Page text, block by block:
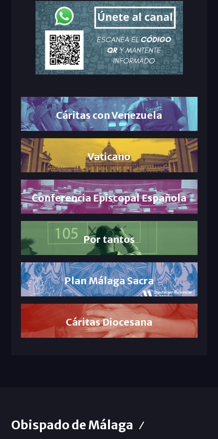
Cáritas con Venezuela
Vaticano
Conferencia Episcopal Española
Por tantos
Plan Málaga Sacra
Cáritas Diocesana
Obispado de Málaga